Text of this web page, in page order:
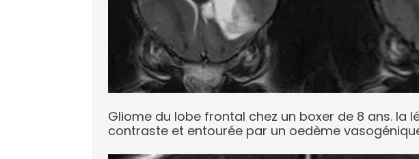
Gliome du lobe frontal chez un boxer de 8 ans. la
contraste et entourée par un oedème